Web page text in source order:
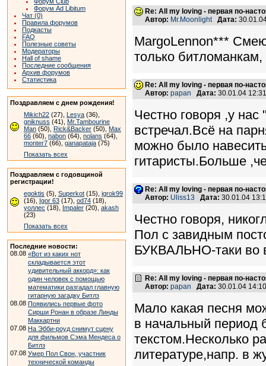
Форум Ad Libitum
Чат (0)
Правила форумов
Подкасты
FAQ
Полезные советы
Модераторы
Hall of shame
Последние сообщения
Архив форумов
Статистика
Поздравляем с днем рождения!
Mikich22 (27), Lesya (36),
gniknuss (41), Mr.Tambourine
Man (50), Rick&Backer (50), Max
66 (60), nabon (64), nolans (64),
monter7 (66), ganapataja (75)
Показать всех
Поздравляем с годовщиной
регистрации!
egoktis (5), Superkot (15), igrok99
(16), Igor 63 (17), od74 (18),
уоллес (18), Impaler (20), akash
(23)
Показать всех
Последние новости:
08.08 «Вот из каких нот
складывается этот
удивительный аккорд»: как
один человек с помощью
математики разгадал главную
гитарную загадку Битлз
08.08 Появились первые фото
Сирши Ронан в образе Линды
Маккартни
07.08 На Эбби-роуд снимут сцену
для фильмов Сэма Мендеса о
Битлз
07.08 Умер Пол Свон, участник
технической команды
Re: All my loving - первая по-
Автор: Mr.Moonlight Дата:
MargoLennon***
только
Re: All my loving - первая по-
Автор: papan Дата: 30.01.04
Честно говоря ,у
встречал.Всё на
можно было
гитаристы.Больше
Re: All my loving - первая по-
Автор: Uliss13 Дата: 30.01.04
Честно говоря,
Пол с завидным
БУКВАЛЬНО-таки во
Re: All my loving - первая по-
Автор: papan Дата: 30.01.04
Мало какая песня
в начальный период
текстом.Несколько
литературе,напр. в